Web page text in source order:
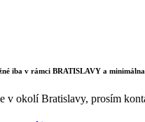
iba v rámci BRATISLAVY a
v okolí Bratislavy, prosím